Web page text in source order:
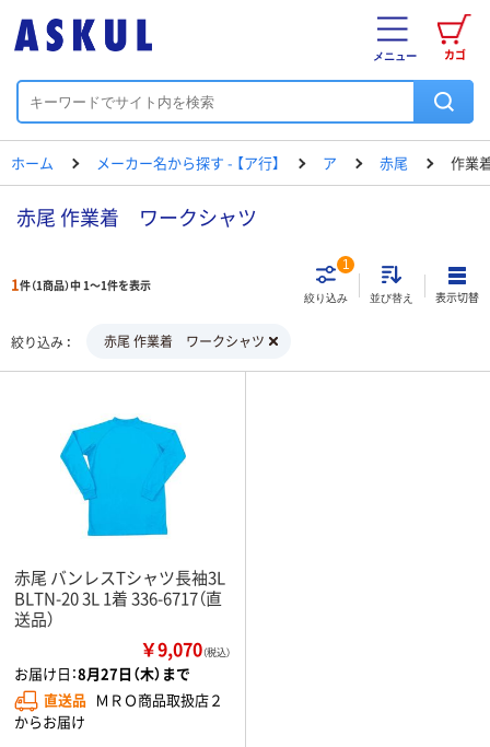
カゴ
メニュー
ホーム メーカー名から探す - 【ア行】 ア 赤尾 作業
赤尾 作業着 ワークシャツ
1件（1商品）中 1～1件を表示
絞り込み
1
並び替え 表示切替
絞り込み 赤尾 作業着 ワークシャツ
赤尾 バンレスTシャツ長袖3L
BLTN-20 3L 1着 336-6717（直
送品）
￥9,070（税込）
お届け日：8月27日（木）まで
直送品 ＭＲＯ商品取扱店２
からお届け